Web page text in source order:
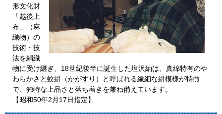
形文化財
「越後上
布」（麻
織物）の
技術・技
法を絹織
物に受け継ぎ、18世紀後半に誕生した塩沢紬は、真綿特有のや
わらかさと蚊絣（かがすり）と呼ばれる繊細な絣模様が特徴
で、独特な上品さと落ち着きを兼ね備えています。
【昭和50年2月17日指定】